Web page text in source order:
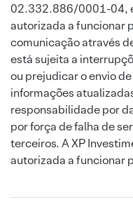
02.332.886/0001-04,
autorizada a funcionar
comunicação através
está sujeita a
ou prejudicar o envio
informações
responsabilidade por
por força de falha de
terceiros. A XP
autorizada a funcionar